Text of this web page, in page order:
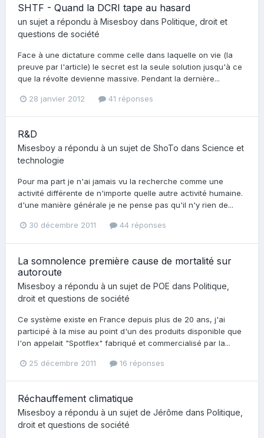
SHTF - Quand la DCRI tape au hasard
un sujet a répondu à Misesboy dans Politique, droit et
questions de société
Face à une dictature comme celle dans laquelle on vie (la
preuve par l'article) le secret est la seule solution jusqu'à ce
que la révolte devienne massive. Pendant la dernière...
28 janvier 2012 41 réponses
R&D
Misesboy a répondu à un sujet de ShoTo dans Science et
technologie
Pour ma part je n'ai jamais vu la recherche comme une
activité différente de n'importe quelle autre activité humaine.
d'une manière générale je ne pense pas qu'il n'y rien de...
30 décembre 2011 44 réponses
La somnolence première cause de mortalité sur
autoroute
Misesboy a répondu à un sujet de POE dans Politique,
droit et questions de société
Ce système existe en France depuis plus de 20 ans, j'ai
participé à la mise au point d'un des produits disponible que
l'on appelait "Spotflex" fabriqué et commercialisé par la...
25 décembre 2011 16 réponses
Réchauffement climatique
Misesboy a répondu à un sujet de Jérôme dans Politique,
droit et questions de société